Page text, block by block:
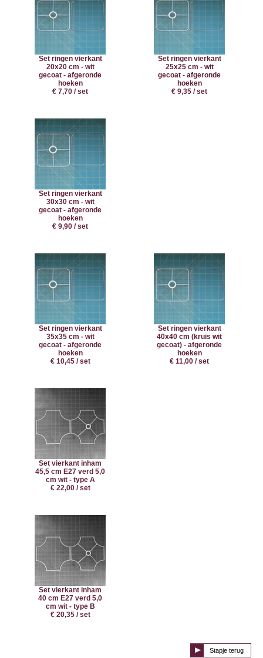
Set ringen vierkant
20x20 cm - wit
gecoat - afgeronde
hoeken
€ 7,70 / set
Set ringen vierkant
25x25 cm - wit
gecoat - afgeronde
hoeken
€ 9,35 / set
Set ringen vierkant
30x30 cm - wit
gecoat - afgeronde
hoeken
€ 9,90 / set
Set ringen vierkant
35x35 cm - wit
gecoat - afgeronde
hoeken
€ 10,45 / set
Set ringen vierkant
40x40 cm (kruis wit
gecoat) - afgeronde
hoeken
€ 11,00 / set
Set vierkant inham
45,5 cm E27 verd 5,0
cm wit - type A
€ 22,00 / set
Set vierkant inham
40 cm E27 verd 5,0
cm wit - type B
€ 20,35 / set
Stapje terug